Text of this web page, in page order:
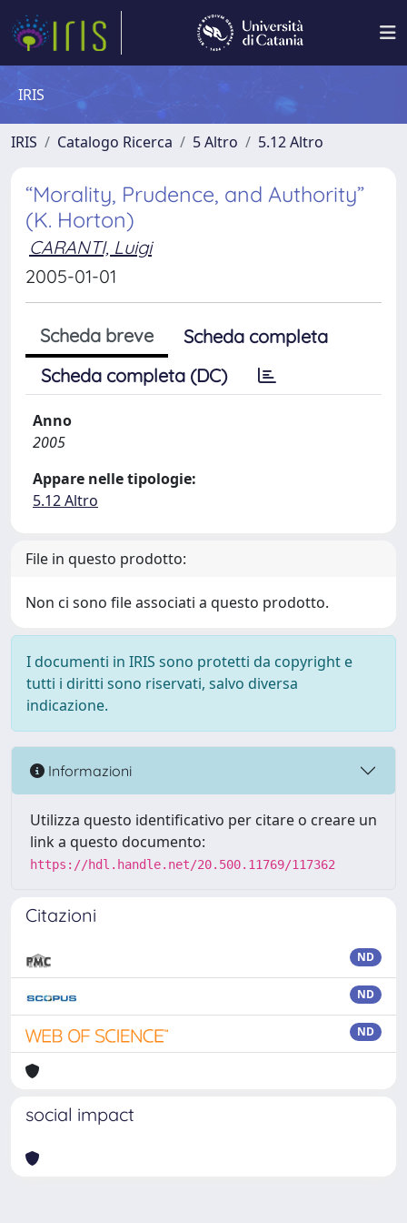
IRIS
IRIS Catalogo Ricerca 5 Altro 5.12 Altro
“Morality, Prudence, and Authority”
(K. Horton)
CARANTI, Luigi
2005-01-01
Scheda breve
Scheda completa
Scheda completa (DC)
Anno
2005
Appare nelle tipologie:
5.12 Altro
File in questo prodotto:
Non ci sono file associati a questo prodotto.
I documenti in IRIS sono protetti da copyright e
tutti i diritti sono riservati, salvo diversa
indicazione.
Informazioni
Utilizza questo identificativo per citare o creare un
link a questo documento:
https://hdl.handle.net/20.500.11769/117362
Citazioni
ND
ND
ND
social impact